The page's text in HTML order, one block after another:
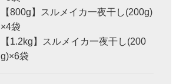
【800g】スルメイカ一夜干し(200g)
×4袋
【1.2kg】スルメイカ一夜干し(200
g)×6袋